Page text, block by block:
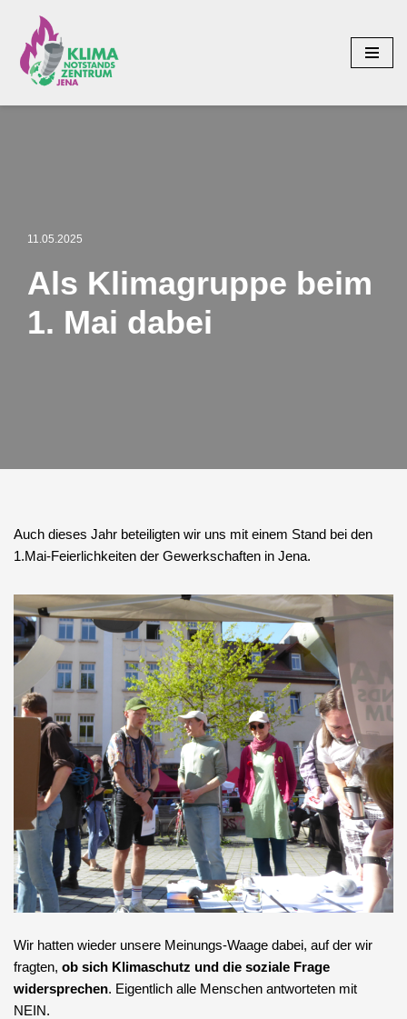
Zum
Inhalt
11.05.2025
Als Klimagruppe beim
1. Mai dabei
Auch dieses Jahr beteiligten wir uns mit einem Stand bei den
1.Mai-Feierlichkeiten der Gewerkschaften in Jena.
Wir hatten wieder unsere Meinungs-Waage dabei, auf der wir
fragten, ob sich Klimaschutz und die soziale Frage
widersprechen. Eigentlich alle Menschen antworteten mit
NEIN.